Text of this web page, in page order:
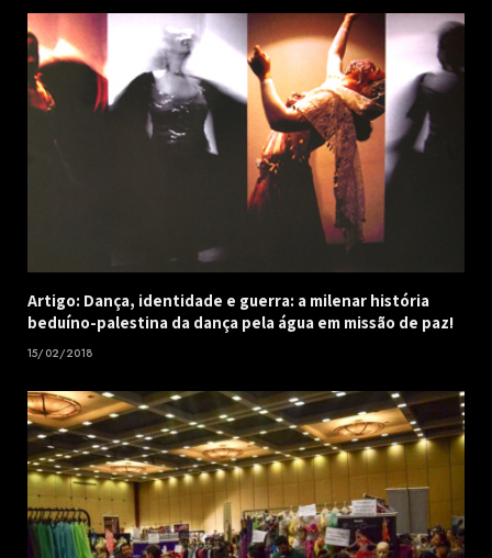
Artigo: Dança, identidade e guerra: a milenar história
beduíno-palestina da dança pela água em missão de paz!
15/02/2018